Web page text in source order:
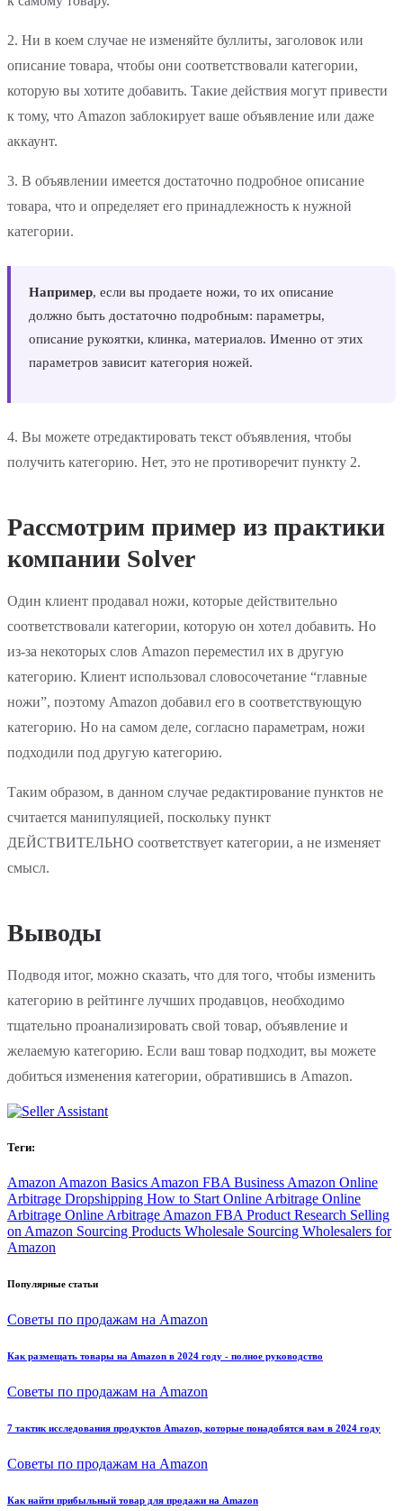
2. Ни в коем случае не изменяйте буллиты, заголовок или
описание товара, чтобы они соответствовали категории,
которую вы хотите добавить. Такие действия могут привести
к тому, что Amazon заблокирует ваше объявление или даже
аккаунт.
3. В объявлении имеется достаточно подробное описание
товара, что и определяет его принадлежность к нужной
категории.
Например, если вы продаете ножи, то их описание
должно быть достаточно подробным: параметры,
описание рукоятки, клинка, материалов. Именно от этих
параметров зависит категория ножей.
4. Вы можете отредактировать текст объявления, чтобы
получить категорию. Нет, это не противоречит пункту 2.
Рассмотрим пример из практики
компании Solver
Один клиент продавал ножи, которые действительно
соответствовали категории, которую он хотел добавить. Но
из-за некоторых слов Amazon переместил их в другую
категорию. Клиент использовал словосочетание “главные
ножи”, поэтому Amazon добавил его в соответствующую
категорию. Но на самом деле, согласно параметрам, ножи
подходили под другую категорию.
Таким образом, в данном случае редактирование пунктов не
считается манипуляцией, поскольку пункт
ДЕЙСТВИТЕЛЬНО соответствует категории, а не изменяет
смысл.
Выводы
Подводя итог, можно сказать, что для того, чтобы изменить
категорию в рейтинге лучших продавцов, необходимо
тщательно проанализировать свой товар, объявление и
желаемую категорию. Если ваш товар подходит, вы можете
добиться изменения категории, обратившись в Amazon.
Теги:
Amazon Amazon Basics Amazon FBA Business Amazon Online
Arbitrage Dropshipping How to Start Online Arbitrage Online
Arbitrage Online Arbitrage Amazon FBA Product Research Selling
on Amazon Sourcing Products Wholesale Sourcing Wholesalers for
Amazon
Популярные статьи
Советы по продажам на Amazon
Как размещать товары на Amazon в 2024 году - полное руководство
Советы по продажам на Amazon
7 тактик исследования продуктов Amazon, которые понадобятся вам в 2024 году
Советы по продажам на Amazon
Как найти прибыльный товар для продажи на Amazon